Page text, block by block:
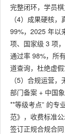
完整闭环，学员
（4）成果硬核
99%，2025 年以
项、国家级 3 项
通过率 98%，所
道查询，杜绝虚
（5）合规运营
部门备案 + 中国
**等级考点” 的专
范》，收费标准
签订正规合规合